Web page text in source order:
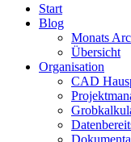
Start
Blog
Monats
Übersicht
Organisation
CAD